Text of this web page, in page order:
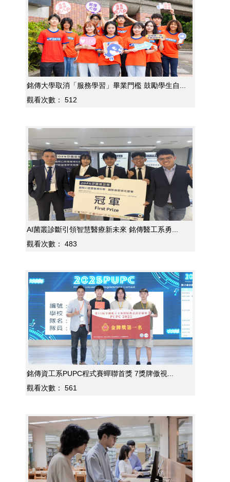
銘傳大學取消「服務學習」畢業門檻 鼓勵學生自...
觀看次數：
512
AI菌叢診斷引領智慧醫療新未來 銘傳醫工系勇...
觀看次數：
483
銘傳資工系PUPC程式賽蟬聯首獎 7獎牌傲視...
觀看次數：
561